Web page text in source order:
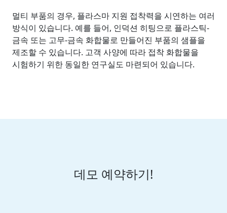
멀티 부품의 경우, 플라스마 지원 접착력을 시연하는 여러
방식이 있습니다. 예를 들어, 인덕션 히팅으로 플라스틱-
금속 또는 고무-금속 화합물로 만들어진 부품의 샘플을
제조할 수 있습니다. 고객 사양에 따라 접착 화합물을
시험하기 위한 동일한 연구실도 마련되어 있습니다.
데모 예약하기!